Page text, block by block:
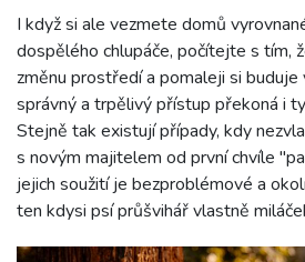
I když si ale vezmete domů
dospělého chlupáče, počítejte s tím,
změnu prostředí a pomaleji si buduje
správný a trpělivý přístup překoná i
Stejně tak existují případy, kdy
s novým majitelem od první chvíle
jejich soužití je bezproblémové a
ten kdysi psí průšvihář vlastně